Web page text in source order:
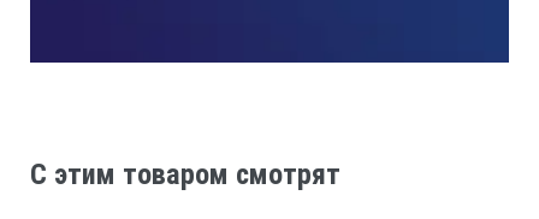
≈ 3 секунды
C этим товаром смотрят